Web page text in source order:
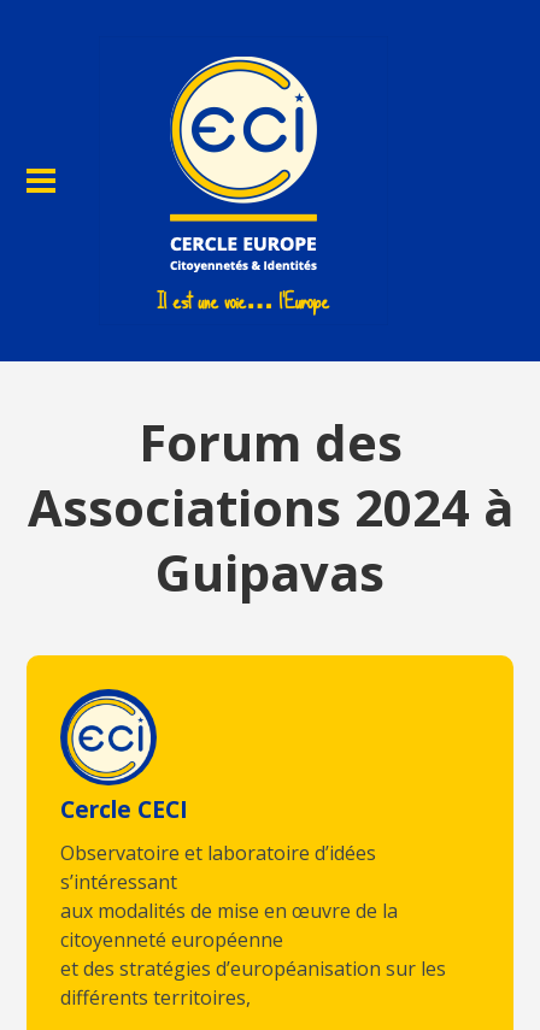
Forum des
Associations 2024 à
Guipavas
Cercle CECI
Observatoire et laboratoire d’idées
s’intéressant
aux modalités de mise en œuvre de la
citoyenneté européenne
et des stratégies d’européanisation sur les
différents territoires,